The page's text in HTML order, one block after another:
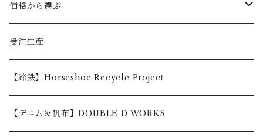
価格から選ぶ
〜5,000円
5,001〜10,000円
10,001〜30,000円
受注生産
【蹄鉄】Horseshoe Recycle Project
【デニム＆帆布】DOUBLE D WORKS